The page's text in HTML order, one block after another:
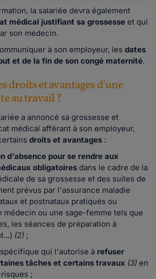
la salariée devra également
médical justifiant sa grossesse et qui
son médecin.
à son employeur, les dates
et de la fin de son congé maternité.
droits et avantages d'une
au travail ?
a annoncé sa grossesse et
médical afférant à son employeur,
droits et avantages :
d'absence pour se rendre aux
obligatoires dans le cadre de la
de sa grossesse et des suites de
prévus par l'assurance maladie
et postnataux pratiqués ou
médecin ou une sage-femme tels que
les séances de préparation à
(2) ;
qui l'autorise à refuser
tâches et certains travaux (3) en
;